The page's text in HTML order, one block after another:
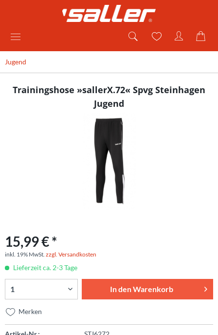
Jugend
Trainingshose »sallerX.72« Spvg Steinhagen
Jugend
15,99 € *
inkl. 19% MwSt. zzgl. Versandkosten
Lieferzeit ca. 2-3 Tage
In denWarenkorb
Merken